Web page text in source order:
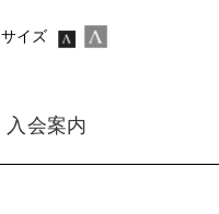
イズ
入会案内